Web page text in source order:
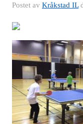
Postet av Kråkstad IL